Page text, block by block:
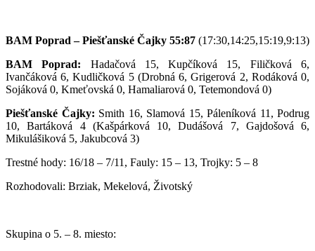
BAM Poprad – Piešťanské Čajky 55:87 (17:30,14:25,15:19,9:13)
BAM Poprad: Hadačová 15, Kupčíková 15, Filičková 6,
Ivančáková 6, Kudličková 5 (Drobná 6, Grigerová 2, Rodáková 0,
Sojáková 0, Kmeťovská 0, Hamaliarová 0, Tetemondová 0)
Piešťanské Čajky: Smith 16, Slamová 15, Páleníková 11, Podrug
10, Bartáková 4 (Kašpárková 10, Dudášová 7, Gajdošová 6,
Mikulášiková 5, Jakubcová 3)
Trestné hody: 16/18 – 7/11, Fauly: 15 – 13, Trojky: 5 – 8
Rozhodovali: Brziak, Mekelová, Životský
Skupina o 5. – 8. miesto: